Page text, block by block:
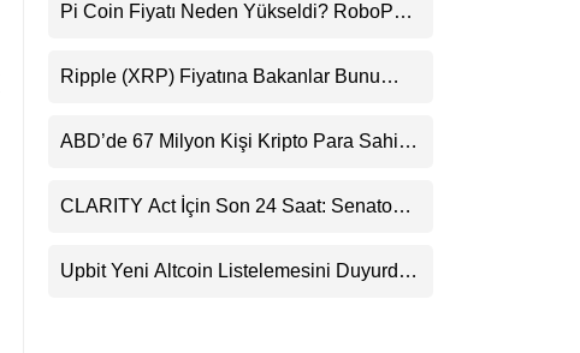
LinkedIn
Telegram
Pi Coin Fiyatı Neden Yükseldi? RoboPay
Destekledi
Ripple (XRP) Fiyatına Bakanlar Bunu
Uyarı
ABD’de 67 Milyon Kişi Kripto Para Sahibi:
CLARITY Act İçin Son 24 Saat: Senato
Beklentisini Bozabilir
Upbit Yeni Altcoin Listelemesini Duyurdu: